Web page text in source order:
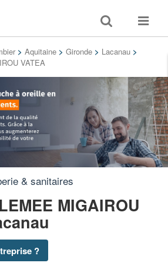
Toggle
search
Toggle
> Aquitaine > Gironde > Lacanau >
VATEA
& sanitaires
MIGAIROU
?